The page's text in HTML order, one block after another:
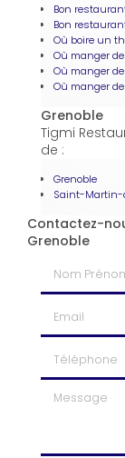
Bon
Bon
Où boire un
Où manger
Où manger
Où manger
Grenoble
Tigmi
de :
Grenoble
Saint-Martin-
Contactez-
Grenoble
Nom Prénom
Téléphone
Message